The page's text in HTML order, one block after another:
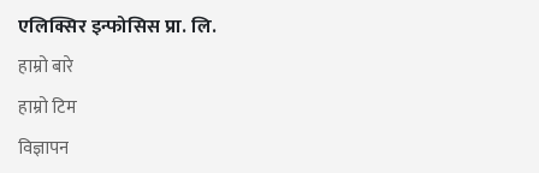
एलिक्सिर इन्फोसिस प्रा. लि.
हाम्रो बारे
हाम्रो टिम
विज्ञापन